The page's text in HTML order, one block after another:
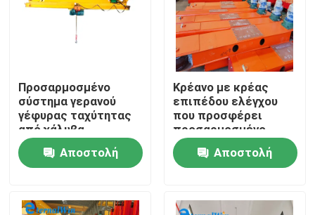
Σπίτι
Προϊόντα
Περίπου εμείς
Προσαρμοσμένο
σύστημα γερανού
γέφυρας ταχύτητας
από χάλυβα,
βιομηχανικός
γερανός εναέριας
στήριξης,
για λειτουργία και
Αποστολή
Κρέανο με κρέας
επιπέδου ελέγχου
που προσφέρει
προσαρμοσμένο
ύψος ανύψωσης και
προσαρμοσμένη
ταχύτητα κατάλληλο
Αποστολή